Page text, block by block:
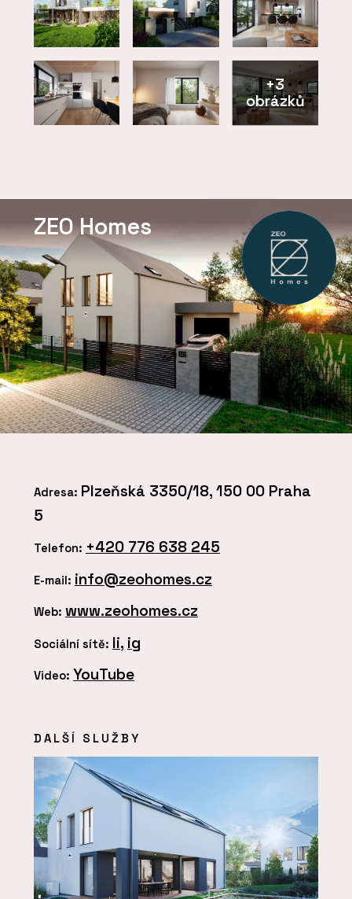
+3
obrázků
ZEO Homes
Adresa: Plzeňská 3350/18, 150 00 Praha
5
Telefon: +420 776 638 245
E-mail: info@zeohomes.cz
Web: www.zeohomes.cz
Sociální sítě: li, ig
Video: YouTube
DALŠÍ SLUŽBY